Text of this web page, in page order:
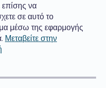
να
σε αυτό το
μέσω της εφαρμογής
Μεταβείτε στην